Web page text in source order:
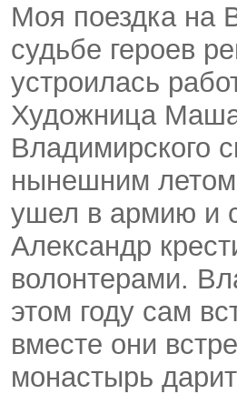
Моя поездка на
судьбе героев
устроилась
Художница
Владимирского
нынешним летом
ушел в армию и
Александр
волонтерами.
этом году сам
вместе они
монастырь